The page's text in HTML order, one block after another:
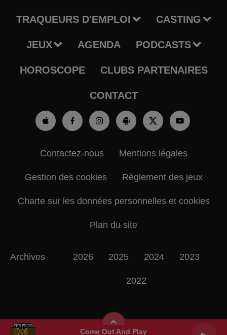
Come Out And Play
TRAQUEURS D'EMPLOI CASTING
JEUX AGENDA PODCASTS
HOROSCOPE CLUBS PARTENAIRES
CONTACT
Contactez-nous Mentions légales
Gestion des cookies Règlement des jeux
Charte sur les données personnelles et cookies
Plan du site
Archives 2026 2025 2024 2023
2022